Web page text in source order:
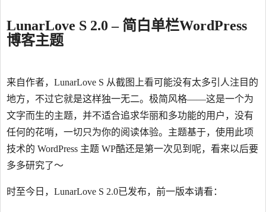
LunarLove S 2.0 – 简白单栏WordPress
博客主题
来自作者，LunarLove S 从截图上看可能没有太多引人注目的
地方，不过它就是这样独一无二。极简风格——这是一个为
文字而生的主题，并不适合追求华丽和多功能的用户，没有
任何的花哨，一切只为你的阅读体验。主题基于，使用此项
技术的 WordPress 主题 WP酷还是第一次见到呢，看来以后要
多多研究了～
时至今日，LunarLove S 2.0已发布，前一版本请看：